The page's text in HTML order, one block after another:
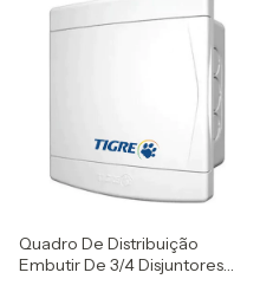
Quadro De Distribuição
Embutir De 3/4 Disjuntores